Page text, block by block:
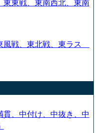
東東戦、東南西北、東南
風戦、東北戦、東ラス
貫、中付け、中抜き、中